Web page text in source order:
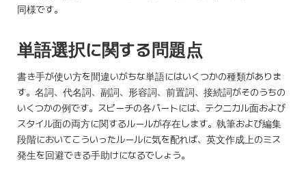
同様です。
単語選択に関する問題点
書き手が使い方を間違いがちな単語にはいくつかの種類がありま
す。名詞、代名詞、副詞、形容詞、前置詞、接続詞がそのうちの
いくつかの例です。スピーチの各パートには、テクニカル面および
スタイル面の両方に関するルールが存在します。執筆および編集
段階においてこういったルールに気を配れば、英文作成上のミス
発生を回避できる手助けになるでしょう。